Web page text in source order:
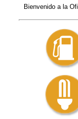
Bienvenido a la